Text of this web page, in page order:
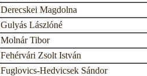
Derecskei Magdolna
Gulyás Lászlóné
Molnár Tibor
Fehérvári Zsolt István
Fuglovics-Hedvicsek Sándor